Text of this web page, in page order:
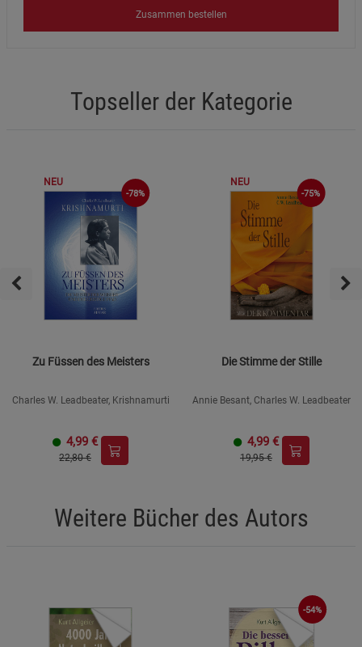
Zusammen bestellen
Topseller der Kategorie
NEU
-78%
Zu Füssen des Meisters
Charles W. Leadbeater, Krishnamurti
4,99 €
22,80 €
NEU
-75%
Die Stimme der Stille
Annie Besant, Charles W. Leadbeater
4,99 €
19,95 €
Weitere Bücher des Autors
-54%